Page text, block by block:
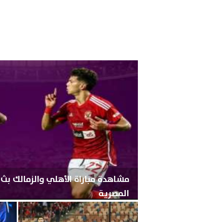
مشاهدة مباراة الأهلي والزمالك
المصرية